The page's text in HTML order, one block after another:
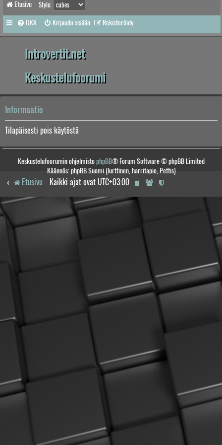
Etusivu Style:
UKK Kirjaudu sisään Rekisteröidy
Introvertit.net
Keskustelufoorumi
Informaatio
Tilapäisesti pois käytöstä
Keskustelufoorumin ohjelmistophpBB® Forum Software © phpBB Limited
Käännös: phpBB Suomi (lurttinen, harritapio, Pettis)
Etusivu Kaikki ajat ovat UTC+03:00